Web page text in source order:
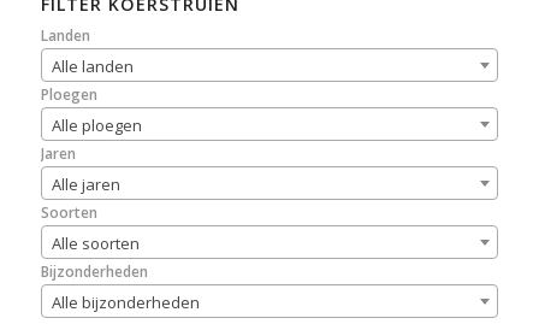
Landen
Alle landen
Ploegen
Alle ploegen
Jaren
Alle jaren
Soorten
Alle soorten
Bijzonderheden
Alle bijzonderheden